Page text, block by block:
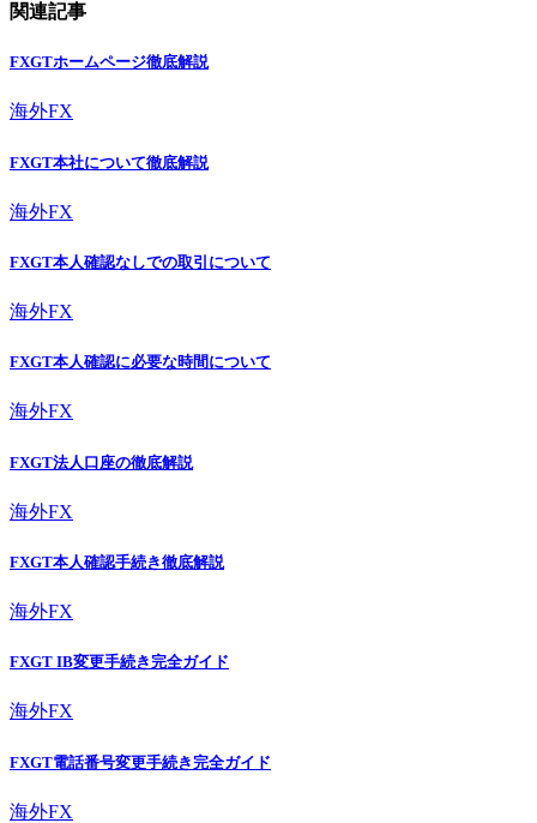
関連記事
FXGTホームページ徹底解説
海外FX
FXGT本社について徹底解説
海外FX
FXGT本人確認なしでの取引について
海外FX
FXGT本人確認に必要な時間について
海外FX
FXGT法人口座の徹底解説
海外FX
FXGT本人確認手続き徹底解説
海外FX
FXGT IB変更手続き完全ガイド
海外FX
FXGT電話番号変更手続き完全ガイド
海外FX